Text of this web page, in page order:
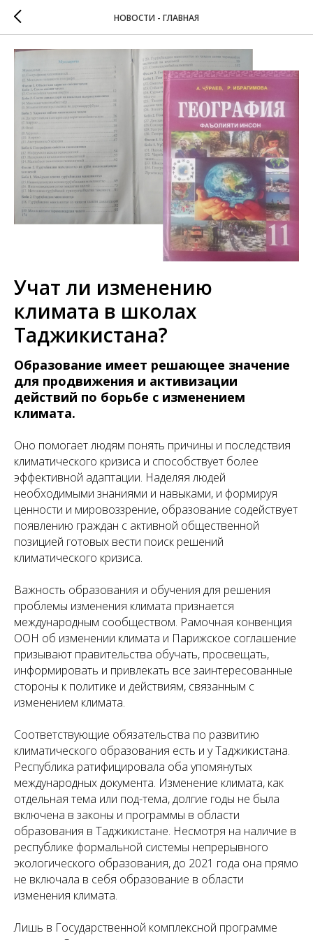
НОВОСТИ - ГЛАВНАЯ
Учат ли изменению
климата в школах
Таджикистана?
Образование имеет решающее значение
для продвижения и активизации
действий по борьбе с изменением
климата.
Оно помогает людям понять причины и последствия
климатического кризиса и способствует более
эффективной адаптации. Наделяя людей
необходимыми знаниями и навыками, и формируя
ценности и мировоззрение, образование содействует
появлению граждан с активной общественной
позицией готовых вести поиск решений
климатического кризиса.
Важность образования и обучения для решения
проблемы изменения климата признается
международным сообществом. Рамочная конвенция
ООН об изменении климата и Парижское соглашение
призывают правительства обучать, просвещать,
информировать и привлекать все заинтересованные
стороны к политике и действиям, связанным с
изменением климата.
Соответствующие обязательства по развитию
климатического образования есть и у Таджикистана.
Республика ратифицировала оба упомянутых
международных документа. Изменение климата, как
отдельная тема или под-тема, долгие годы не была
включена в законы и программы в области
образования в Таджикистане. Несмотря на наличие в
республике формальной системы непрерывного
экологического образования, до 2021 года она прямо
не включала в себя образование в области
изменения климата.
Лишь в Государственной комплексной программе